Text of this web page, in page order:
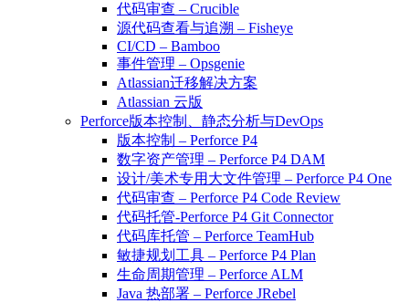
代码审查 – Crucible
源代码查看与追溯 – Fisheye
CI/CD – Bamboo
事件管理 – Opsgenie
Atlassian迁移解决方案
Atlassian 云版
Perforce版本控制、静态分析与DevOps
版本控制 – Perforce P4
数字资产管理 – Perforce P4 DAM
设计/美术专用大文件管理 – Perforce P4 One
代码审查 – Perforce P4 Code Review
代码托管-Perforce P4 Git Connector
代码库托管 – Perforce TeamHub
敏捷规划工具 – Perforce P4 Plan
生命周期管理 – Perforce ALM
Java 热部署 – Perforce JRebel